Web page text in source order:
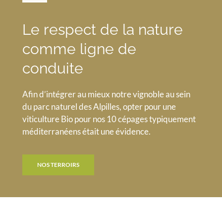
Le respect de la nature
comme ligne de
conduite
Afin d’intégrer au mieux notre vignoble au sein
du parc naturel des Alpilles, opter pour une
viticulture Bio pour nos 10 cépages typiquement
méditerranéens était une évidence.
NOS TERROIRS